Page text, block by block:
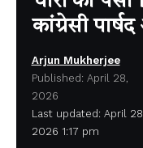
कांग्रेसी
Last updated: April
2026 1:17 pm
Arjun Mukherjee
Published: April 28,
2026